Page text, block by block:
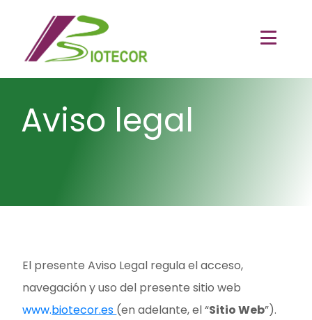
Aviso legal
El presente Aviso Legal regula el acceso,
navegación y uso del presente sitio web
www.biotecor.es (en adelante, el “Sitio Web”).